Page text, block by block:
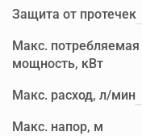
Защита от протечек
Макс. потребляемая
мощность, кВт
Макс. расход, л/мин
Макс. напор, м